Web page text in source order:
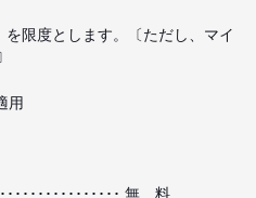
限度とします。〔ただし、マイ
用
･･･････････････ 無 料